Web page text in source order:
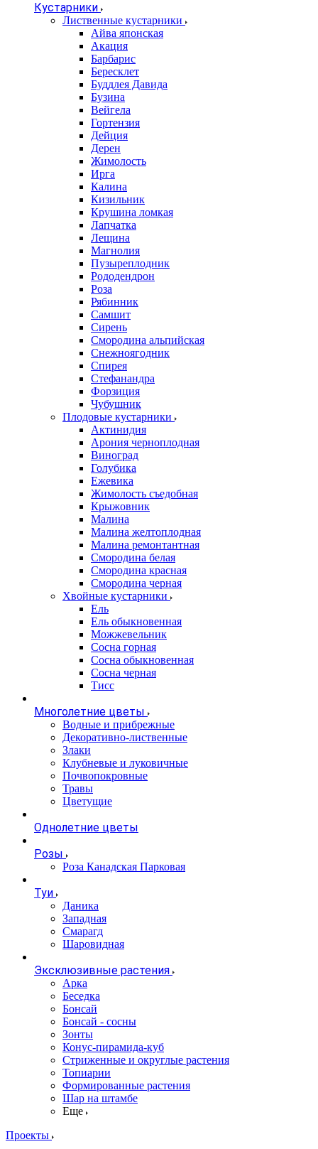
Кустарники
Лиственные кустарники
Айва японская
Акация
Барбарис
Бересклет
Буддлея Давида
Бузина
Вейгела
Гортензия
Дейция
Дерен
Жимолость
Ирга
Калина
Кизильник
Крушина ломкая
Лапчатка
Лещина
Магнолия
Пузыреплодник
Рододендрон
Роза
Рябинник
Самшит
Сирень
Смородина альпийская
Снежноягодник
Спирея
Стефанандра
Форзиция
Чубушник
Плодовые кустарники
Актинидия
Арония черноплодная
Виноград
Голубика
Ежевика
Жимолость съедобная
Крыжовник
Малина
Малина желтоплодная
Малина ремонтантная
Смородина белая
Смородина красная
Смородина черная
Хвойные кустарники
Ель
Ель обыкновенная
Можжевельник
Сосна горная
Сосна обыкновенная
Сосна черная
Тисс
Многолетние цветы
Водные и прибрежные
Декоративно-лиственные
Злаки
Клубневые и луковичные
Почвопокровные
Травы
Цветущие
Однолетние цветы
Розы
Роза Канадская Парковая
Туи
Даника
Западная
Смарагд
Шаровидная
Эксклюзивные растения
Арка
Беседка
Бонсай
Бонсай - сосны
Зонты
Конус-пирамида-куб
Стриженные и округлые растения
Топиарии
Формированные растения
Шар на штамбе
Еще
Проекты